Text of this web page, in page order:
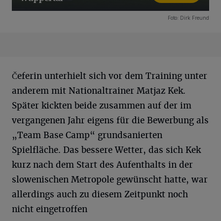
Foto: Dirk Freund
Čeferin unterhielt sich vor dem Training unter
anderem mit Nationaltrainer Matjaz Kek.
Später kickten beide zusammen auf der im
vergangenen Jahr eigens für die Bewerbung als
„Team Base Camp“ grundsanierten
Spielfläche. Das bessere Wetter, das sich Kek
kurz nach dem Start des Aufenthalts in der
slowenischen Metropole gewünscht hatte, war
allerdings auch zu diesem Zeitpunkt noch
nicht eingetroffen